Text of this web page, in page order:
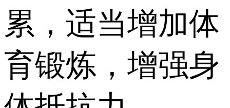
累，适当增加体
育锻炼，增强身